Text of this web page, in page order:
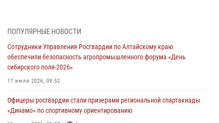
акции «Коробка храбрости»
Сотрудники Росгвардии провели встречу с юными пограничниками
03 июля 2026, 04:03
ПОПУЛЯРНЫЕ НОВОСТИ
Сотрудники Управления Росгвардии по Алтайскому краю
обеспечили безопасность агропромышленного форума «День
сибирского поля-2026»
17 июля 2026, 09:52
Офицеры росгвардии стали призерами региональной спартакиады
«Динамо» по спортивному ориентированию